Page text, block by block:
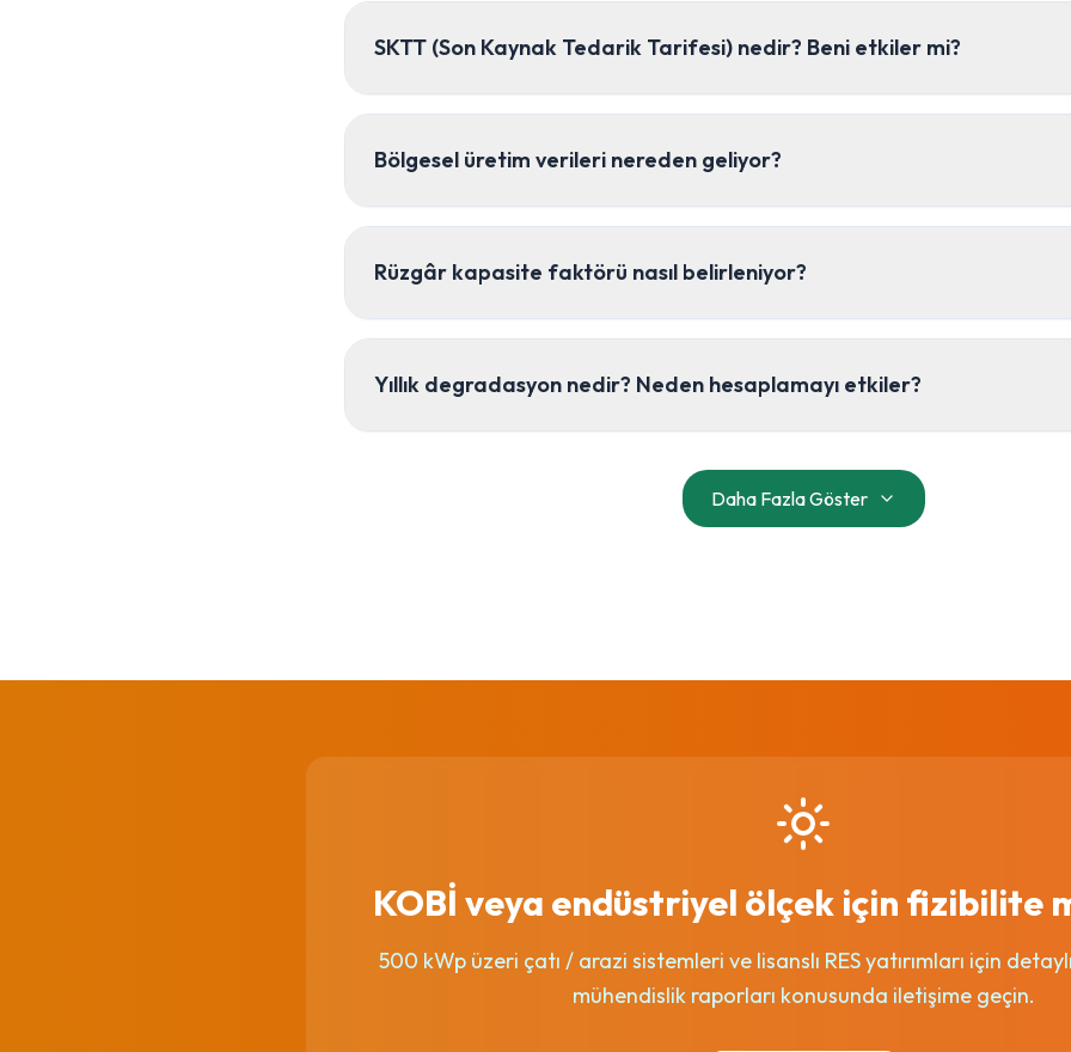
SKTT (Son Kaynak Tedarik Tarifesi) nedir? Beni etkiler mi?
Bölgesel üretim verileri nereden geliyor?
Rüzgâr kapasite faktörü nasıl belirleniyor?
Yıllık degradasyon nedir? Neden hesaplamayı etkiler?
Daha Fazla Göster
KOBİ veya endüstriyel ölçek için fizibilite
500 kWp üzeri çatı / arazi sistemleri ve lisanslı RES yatırımları için
mühendislik raporları konusunda iletişime geçin.